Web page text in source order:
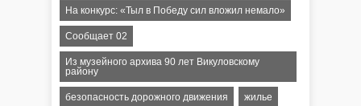
На конкурс: «Тыл в Победу сил вложил немало»
Сообщает 02
Из музейного архива 90 лет Викуловскому
району
безопасность дорожного движения жилье